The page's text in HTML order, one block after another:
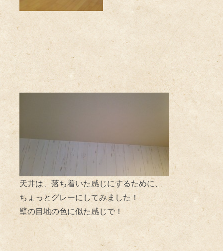
天井は、落ち着いた感じにするために、
ちょっとグレーにしてみました！
壁の目地の色に似た感じで！